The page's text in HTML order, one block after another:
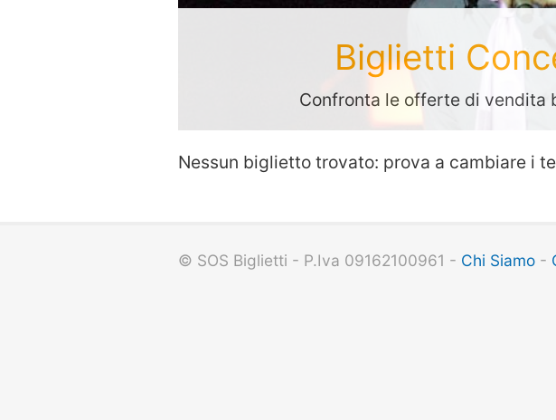
Biglietti
Confronta le offerte di vendita
Nessun biglietto trovato: prova a cambiare i
© SOS Biglietti - P.Iva 09162100961 - Chi Siamo -